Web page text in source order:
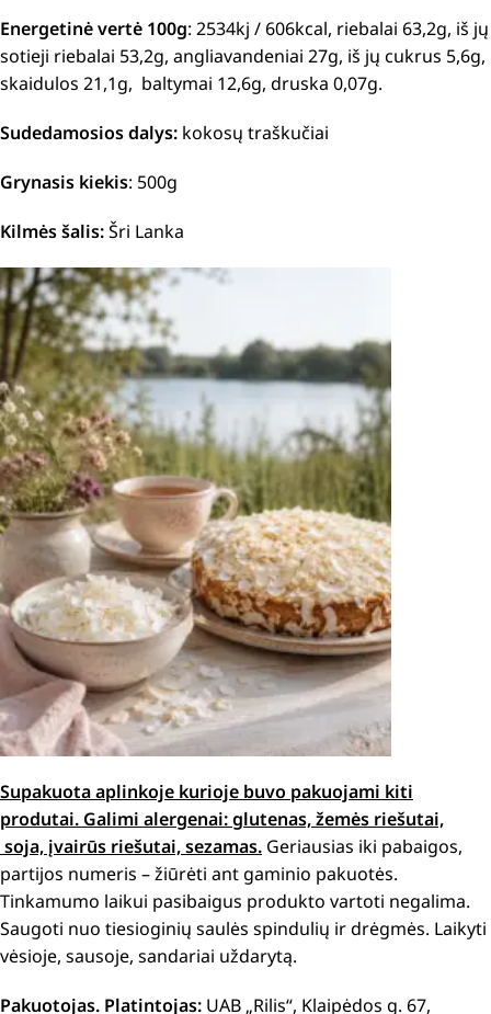
Energetinė vertė 100g: 2534kj / 606kcal, riebalai 63,2g, iš jų
sotieji riebalai 53,2g, angliavandeniai 27g, iš jų cukrus 5,6g,
skaidulos 21,1g, baltymai 12,6g, druska 0,07g.
Sudedamosios dalys: kokosų traškučiai
Grynasis kiekis: 500g
Kilmės šalis:Šri Lanka
Supakuota aplinkoje kurioje buvo pakuojami kiti
produtai. Galimi alergenai: glutenas, žemės riešutai,
soja, įvairūs riešutai, sezamas. Geriausias iki pabaigos,
partijos numeris – žiūrėti ant gaminio pakuotės.
Tinkamumo laikui pasibaigus produkto vartoti negalima.
Saugoti nuo tiesioginių saulės spindulių ir drėgmės. Laikyti
vėsioje, sausoje, sandariai uždarytą.
Pakuotojas. Platintojas: UAB „Rilis“, Klaipėdos g. 67,